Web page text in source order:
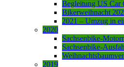
Begleitung US Car
Bikerweihnacht
2021 – Umzug in
2020
Sachsenbike-
Sachsenbike-
2019